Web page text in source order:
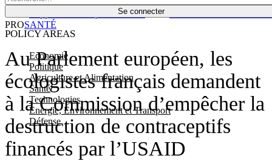
Se connecter
POLICY AREAS
Economie
Politique
Agriculture et Alimentation
Santé
Technologies
Energie, Environnement et Transport
Défense
Économie
Au Parlement européen, les
écologistes français demandent
à la Commission d’empêcher la
destruction de contraceptifs
financés par l’USAID
PROSANTÉ